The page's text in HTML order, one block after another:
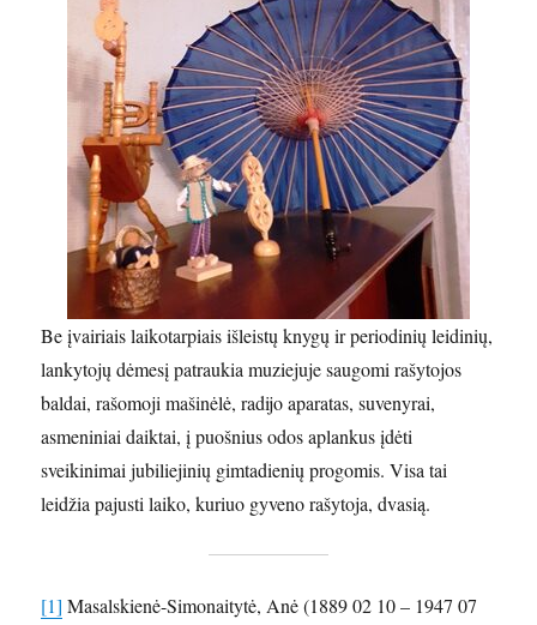
Be įvairiais laikotarpiais išleistų knygų ir periodinių leidinių,
lankytojų dėmesį patraukia muziejuje saugomi rašytojos
baldai, rašomoji mašinėlė, radijo aparatas, suvenyrai,
asmeniniai daiktai, į puošnius odos aplankus įdėti
sveikinimai jubiliejinių gimtadienių progomis. Visa tai
leidžia pajusti laiko, kuriuo gyveno rašytoja, dvasią.
[1] Masalskienė-Simonaitytė, Anė (1889 02 10 – 1947 07